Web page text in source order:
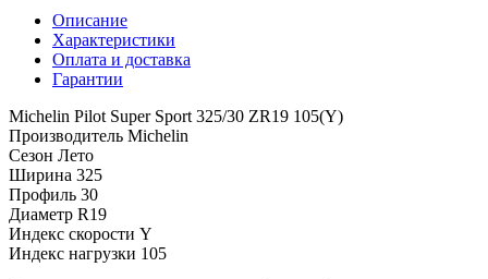
Описание
Характеристики
Оплата и доставка
Гарантии
Michelin Pilot Super Sport 325/30 ZR19 105(Y)
Производитель Michelin
Сезон Лето
Ширина 325
Профиль 30
Диаметр R19
Индекс скорости Y
Индекс нагрузки 105